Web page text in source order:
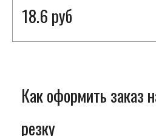
18.6 руб
Как оформить заказ
резку